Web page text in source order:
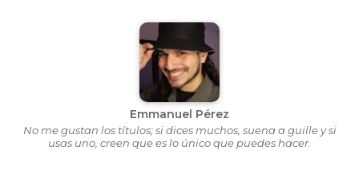
Emmanuel Pérez
No me gustan los títulos; si dices muchos, suena a guille y si
usas uno, creen que es lo único que puedes hacer.